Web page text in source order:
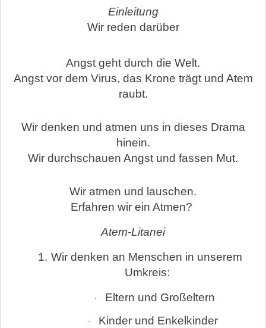
Einleitung
Wir reden darüber
Angst geht durch die Welt.
Angst vor dem Virus, das Krone trägt und Atem
raubt.
Wir denken und atmen uns in dieses Drama
hinein.
Wir durchschauen Angst und fassen Mut.
Wir atmen und lauschen.
Erfahren wir ein Atmen?
Atem-Litanei
1. Wir denken an Menschen in unserem
Umkreis:
· Eltern und Großeltern
· Kinder und Enkelkinder